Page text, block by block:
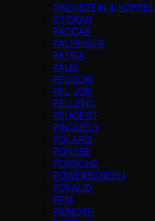
ORENSTEIN & KOPPEL
OTOKAR
PACCAR
PALFINGER
PATRIA
PAUS
PEGSON
PEL JOB
PELLENC
PEUGEOT
PINGUELY
POLARIS
PONSSE
PORSCHE
POWERSCREEN
POYAUD
PPM
PRINOTH